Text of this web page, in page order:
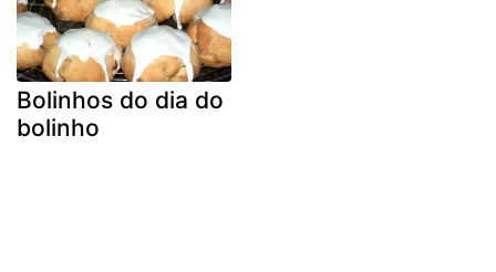
Bolinhos do dia do
bolinho